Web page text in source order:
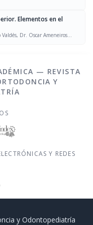
Elementos en el
Dr. Oscar Ameneiros
— REVISTA
Y
Y REDES
y Odontopediatría